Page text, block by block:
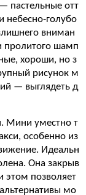
пастельные отт
небесно-голубо
вниман
пролитого шамп
хороши, но з
рисунок м
— выглядеть д
Мини уместно т
особенно из
Идеальн
Она закрыв
этом позволяет
мо